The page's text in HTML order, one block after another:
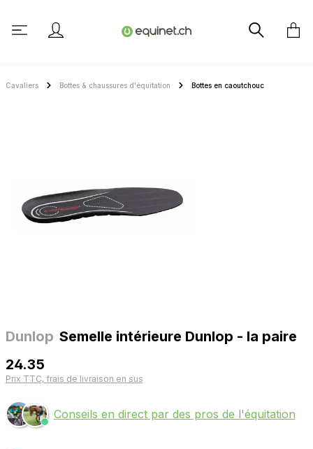
Cavaliers Bottes & chaussures d'équitation Bottes en caoutchouc
Dunlop Semelle intérieure Dunlop - la paire
24.35
Prix TTC, frais de livraison en sus
Conseils en direct par des pros de l'équitation